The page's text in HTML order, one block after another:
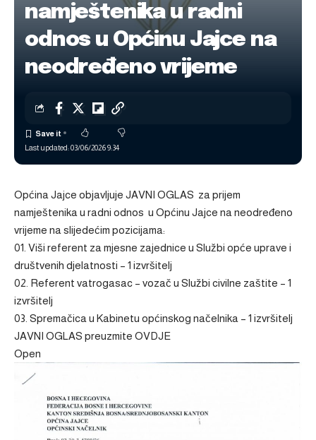
namještenika u radni
odnos u Općinu Jajce na
neodređeno vrijeme
Last updated: 03/06/2026 9:34
Općina Jajce objavljuje JAVNI OGLAS za prijem
namještenika u radni odnos u Općinu Jajce na neodređeno
vrijeme na slijedećim pozicijama:
01. Viši referent za mjesne zajednice u Službi opće uprave i
društvenih djelatnosti – 1 izvršitelj
02. Referent vatrogasac – vozač u Službi civilne zaštite – 1
izvršitelj
03. Spremačica u Kabinetu općinskog načelnika – 1 izvršitelj
JAVNI OGLAS preuzmite OVDJE
Open